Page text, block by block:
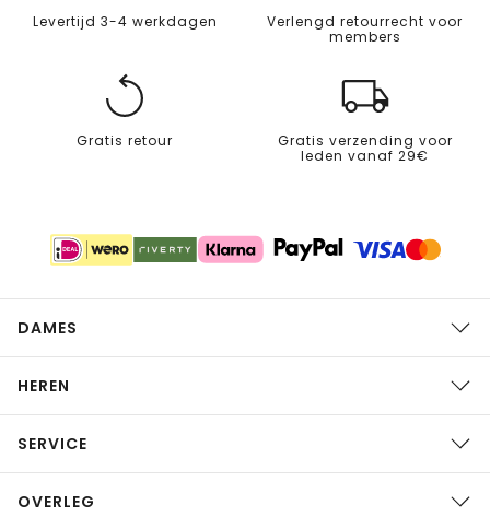
Levertijd 3-4 werkdagen
Verlengd retourrecht voor
members
Gratis retour
Gratis verzending voor
leden vanaf 29€
DAMES
HEREN
SERVICE
OVERLEG